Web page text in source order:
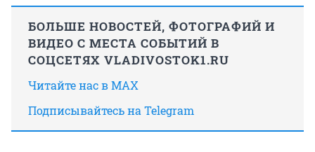
БОЛЬШЕ НОВОСТЕЙ, ФОТОГРАФИЙ И
ВИДЕО С МЕСТА СОБЫТИЙ В
СОЦСЕТЯХ VLADIVOSTOK1.RU
Читайте нас в MAX
Подписывайтесь на Telegram